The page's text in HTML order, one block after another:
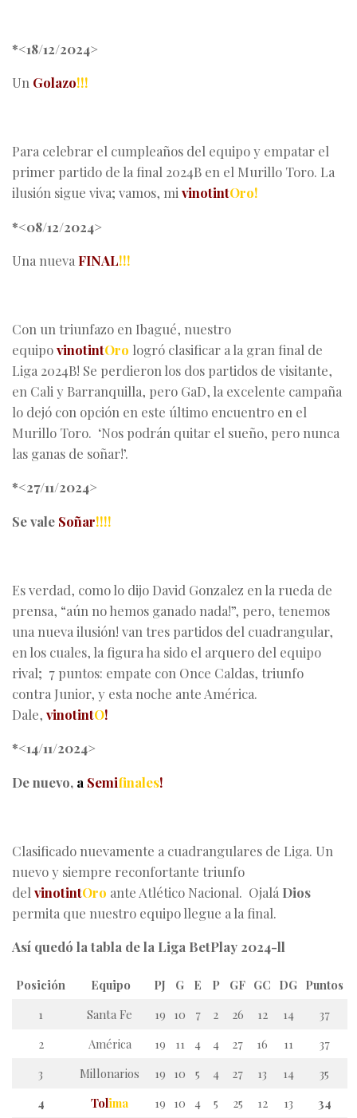
*<18/12/2024>
Un Golazo!!!
Para celebrar el cumpleaños del equipo y empatar el
primer partido de la final 2024B en el Murillo Toro. La
ilusión sigue viva; vamos, mi vinotintOro!
*<08/12/2024>
Una nueva FINAL!!!
Con un triunfazo en Ibagué, nuestro
equipovinotintOro logró clasificar a la gran final de
Liga 2024B! Se perdieron los dos partidos de visitante,
en Cali y Barranquilla, pero GaD, la excelente campaña
lo dejó con opción en este último encuentro en el
Murillo Toro. ‘Nos podrán quitar el sueño, pero nunca
las ganas de soñar!’.
*<27/11/2024>
Se vale Soñar!!!!
Es verdad, como lo dijo David Gonzalez en la rueda de
prensa, “aún no hemos ganado nada!”, pero, tenemos
una nueva ilusión! van tres partidos del cuadrangular,
en los cuales, la figura ha sido el arquero del equipo
rival; 7 puntos: empate con Once Caldas, triunfo
contra Junior, y esta noche ante América.
Dale, vinotintO!
*<14/11/2024>
De nuevo, a Semifinales!
Clasificado nuevamente a cuadrangulares de Liga. Un
nuevo y siempre reconfortante triunfo
del vinotintOro ante Atlético Nacional. Ojalá Dios
permita que nuestro equipo llegue a la final.
Así quedó la tabla de la Liga BetPlay 2024-ll
Posición Equipo PJ G E P GF GC DG Puntos
1
Santa Fe 19 10 7 2 26 12 14
37
2
América 19 11 4 4 27 16 11
37
3
Millonarios 19 10 5 4 27 13 14
35
4
Tolima 19 10 4 5 25 12 13 34